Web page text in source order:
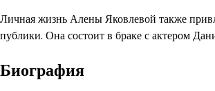
Личная жизнь Алены Яковлевой также
публики. Она состоит в браке с актером
Биография